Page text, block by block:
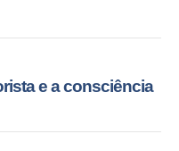
e a consciência